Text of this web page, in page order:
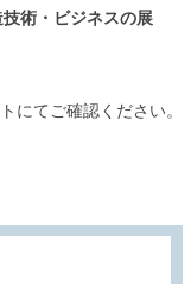
術・ビジネスの展
にてご確認ください。